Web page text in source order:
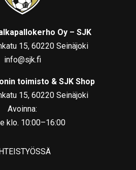
Oy – SJK
15, 60220 Seinäjoki
info@sjk.fi
toimisto & SJK Shop
15, 60220 Seinäjoki
Avoinna:
klo. 10:00–16:00